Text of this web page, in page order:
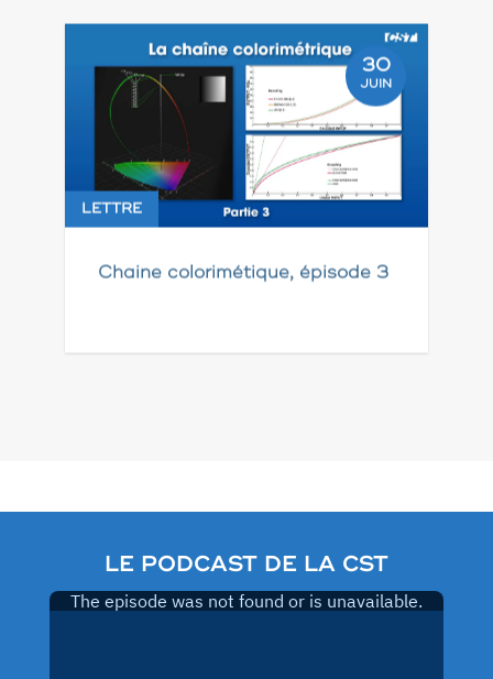
30
JUIN
LETTRE
Chaine colorimétique, épisode 3
LE PODCAST DE LA CST